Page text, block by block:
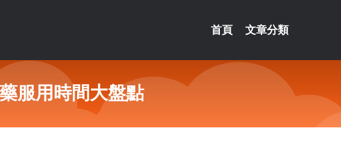
首頁 文章分類
服用時間大盤點